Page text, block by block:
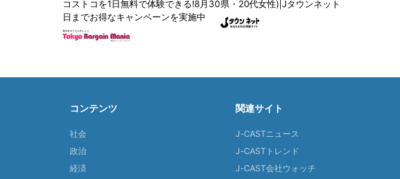
コストコを1日無料で体験できる!8月30
日までお得なキャンペーンを実施中
県・20代女性)|Jタウンネット
コンテンツ
社会
政治
経済
関連サイト
J-CASTニュース
J-CASTトレンド
J-CAST会社ウォッチ